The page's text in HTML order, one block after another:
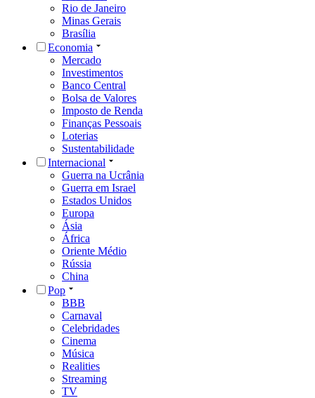
Rio de Janeiro
Minas Gerais
Brasília
Economia
Mercado
Investimentos
Banco Central
Bolsa de Valores
Imposto de Renda
Finanças Pessoais
Loterias
Sustentabilidade
Internacional
Guerra na Ucrânia
Guerra em Israel
Estados Unidos
Europa
Ásia
África
Oriente Médio
Rússia
China
Pop
BBB
Carnaval
Celebridades
Cinema
Música
Realities
Streaming
TV